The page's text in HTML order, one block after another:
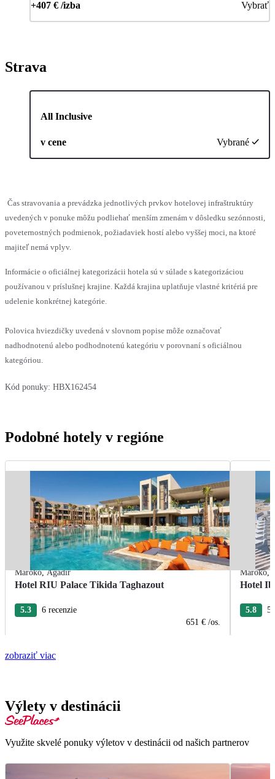
+407 € /izba Vybrať
Strava
All Inclusive
v cene Vybrané
Čas stravovania a prevádzka jednotlivých prvkov hotelovej infraštruktúry
uvedených v ponuke môžu podliehať menším zmenám v dôsledku sezónnosti,
poveternostných podmienok, požiadaviek hostí alebo vyššej moci, na ktoré
majiteľ nemá vplyv.
Informácie o oficiálnej kategorizácii hotela sú v súlade s kategorizáciou
používanou v príslušnej krajine. Každá krajina uplatňuje vlastné kritériá pre
udelenie konkrétnej kategórie.
Polovica hviezdičky uvedená v slovnom popise môže označovať
nadhodnotenú alebo podhodnotenú kategóriu v porovnaní s oficiálnou
kategóriou.
Kód ponuky: HBX162454
Podobné hotely v regióne
Maroko,Agadir
Hotel RIU Palace Tikida Taghazout
5.3
6 recenzie
651 € /os.
Maroko,
Hotel
5.8 5
zobraziť viac
Výlety v destinácii
Využite skvelé ponuky výletov v destinácii od našich partnerov